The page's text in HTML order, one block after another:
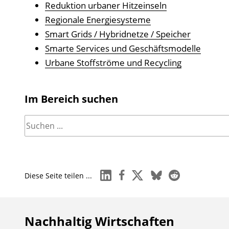
Reduktion urbaner Hitzeinseln
Regionale Energiesysteme
Smart Grids / Hybridnetze / Speicher
Smarte Services und Geschäftsmodelle
Urbane Stoffströme und Recycling
Im Bereich suchen
Diese Seite teilen ... linkedinfacebook
x blueskyreddit
Nachhaltig Wirtschaften